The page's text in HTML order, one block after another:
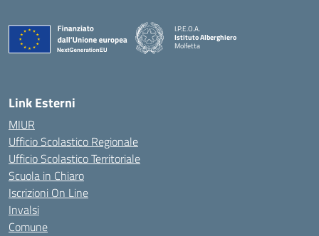
I.P.E.O.A.
Istituto Alberghiero
Molfetta
Link Esterni
MIUR
Ufficio Scolastico Regionale
Ufficio Scolastico Territoriale
Scuola in Chiaro
Iscrizioni On Line
Invalsi
Comune